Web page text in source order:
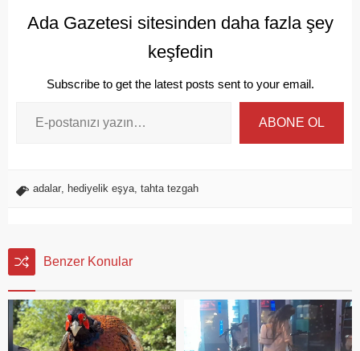
Ada Gazetesi sitesinden daha fazla şey
keşfedin
Subscribe to get the latest posts sent to your email.
ABONE OL
adalar, hediyelik eşya, tahta tezgah
Benzer Konular